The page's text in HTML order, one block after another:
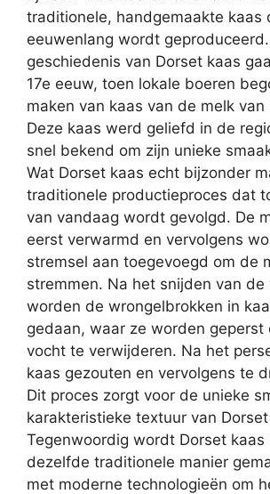
traditionele, handgemaakte kaas
eeuwenlang wordt
geschiedenis van Dorset kaas
17e eeuw, toen lokale boeren
maken van kaas van de melk van
Deze kaas werd geliefd in de
snel bekend om zijn unieke
Wat Dorset kaas echt bijzonder
traditionele productieproces dat
van vandaag wordt gevolgd. De
eerst verwarmd en vervolgens
stremsel aan toegevoegd om de
stremmen. Na het snijden van de
worden de wrongelbrokken in
gedaan, waar ze worden geperst
vocht te verwijderen. Na het
kaas gezouten en vervolgens te
Dit proces zorgt voor de unieke
karakteristieke textuur van
Tegenwoordig wordt Dorset
dezelfde traditionele manier
met moderne technologieën om